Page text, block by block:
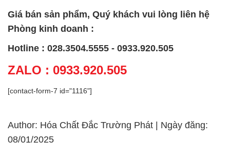
Giá bán sản phẩm, Quý khách vui lòng liên hệ
Phòng kinh doanh :
Hotline : 028.3504.5555 - 0933.920.505
ZALO : 0933.920.505
[contact-form-7 id="1116"]
Author: Hóa Chất Đắc Trường Phát | Ngày đăng:
08/01/2025